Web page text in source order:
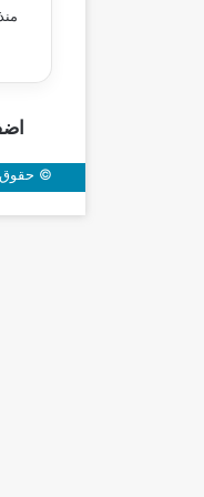
© حقوق النشر 2026، جميع